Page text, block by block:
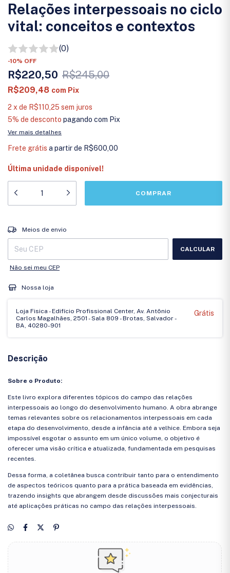
Relações interpessoais no ciclo
vital: conceitos e contextos
(0)
-10% OFF
R$220,50 R$245,00
R$209,48 com Pix
2 x de R$110,25 sem juros
5% de desconto pagando com Pix
Ver mais detalhes
Frete grátis a partir de R$600,00
Última unidade disponível!
Entregas para o CEP:
Meios de envio
CALCULAR
Não sei meu CEP
Nossa loja
Loja Fisica - Edifício Profissional Center, Av. Antônio
Carlos Magalhães, 2501 - Sala 809 - Brotas, Salvador -
BA, 40280-901
Grátis
Descrição
Sobre o Produto:
Este livro explora diferentes tópicos do campo das relações
interpessoais ao longo do desenvolvimento humano. A obra abrange
temas relevantes sobre os relacionamentos interpessoais em cada
etapa do desenvolvimento, desde a infância até a velhice. Embora seja
impossível esgotar o assunto em um único volume, o objetivo é
oferecer uma visão crítica e atualizada, fundamentada em pesquisas
recentes.
Dessa forma, a coletânea busca contribuir tanto para o entendimento
de aspectos teóricos quanto para a prática baseada em evidências,
trazendo insights que abrangem desde discussões mais conjecturais
até aplicações práticas no campo das relações interpessoais.